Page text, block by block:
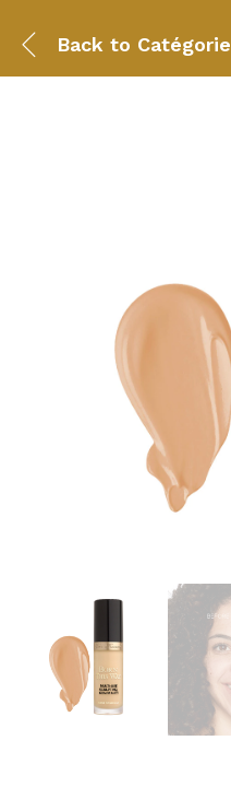
Back to Catégorie